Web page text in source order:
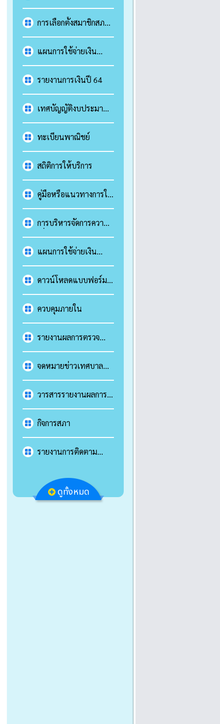
การเลือกตั้งสมาชิกสภา
เทศบาล และนายก
เทศมนตรี พ.ศ. 2564
แผนการใช้จ่ายเงิน
2564
รายงานการเงินปี 64
เทศบัญญัติงบประมาณ
รายจ่ายประจำปี
ทะเบียนพาณิชย์
สถิติการให้บริการ
คู่มือหรือแนวทางการให้
บริการสำหรับผู้รับ
บริการหรือผู้มาติดต่อ
(E-service)
การบริหารจัดการความ
เสี่ยง
แผนการใช้จ่ายเงิน
2563
ดาวน์โหลดแบบฟอร์ม
คำร้องต่างๆ
ควบคุมภายใน
รายงานผลการตรวจ
ประเมินประสิทธิภาพ
ขององค์กรปกครองส่วน
ท้องถิ่น
จดหมายข่าวเทศบาล
ตำบลห้วยไคร้
วารสารรายงานผลการ
ดำเนินงานประจำปี
กิจการสภา
รายงานการติดตาม
ดูทั้งหมด